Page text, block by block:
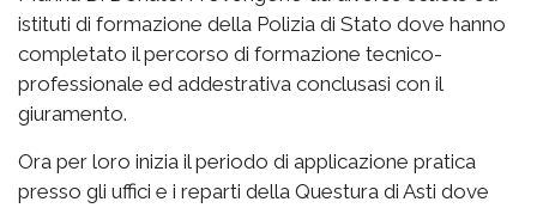
istituti di formazione della Polizia di Stato dove hanno
completato il percorso di formazione tecnico-
professionale ed addestrativa conclusasi con il
giuramento.
Ora per loro inizia il periodo di applicazione pratica
presso gli uffici e i reparti della Questura di Asti dove